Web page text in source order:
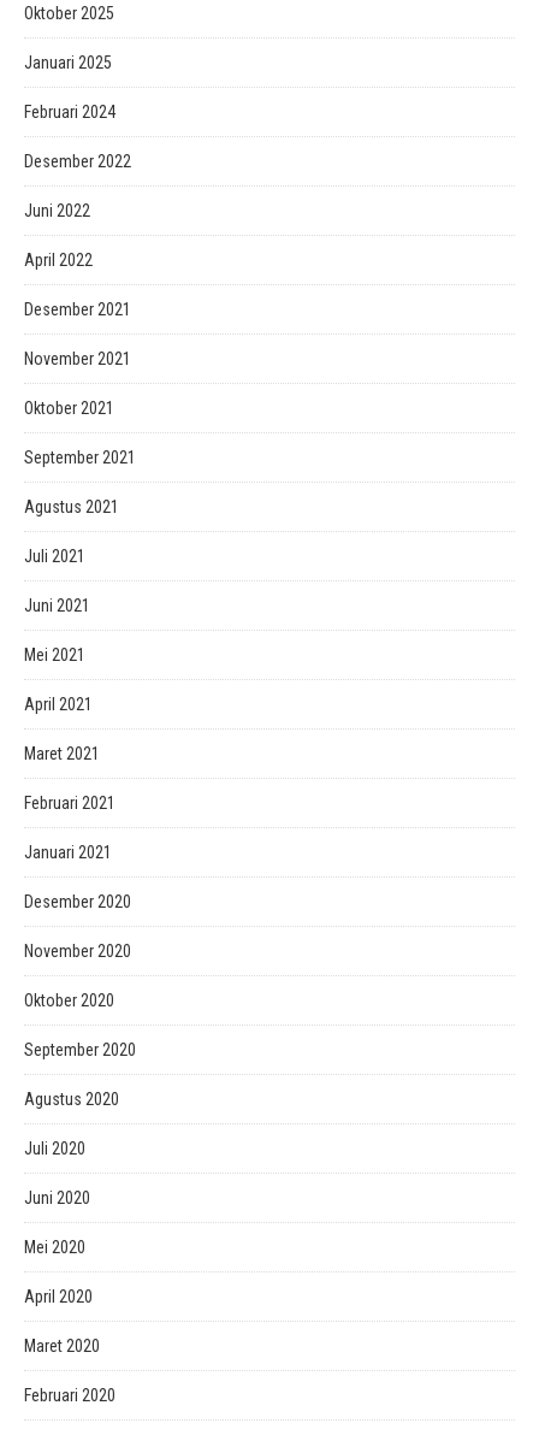
Oktober 2025
Januari 2025
Februari 2024
Desember 2022
Juni 2022
April 2022
Desember 2021
November 2021
Oktober 2021
September 2021
Agustus 2021
Juli 2021
Juni 2021
Mei 2021
April 2021
Maret 2021
Februari 2021
Januari 2021
Desember 2020
November 2020
Oktober 2020
September 2020
Agustus 2020
Juli 2020
Juni 2020
Mei 2020
April 2020
Maret 2020
Februari 2020